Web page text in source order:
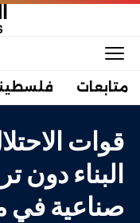
متابعات
قوات
البناء دون
صناعية في